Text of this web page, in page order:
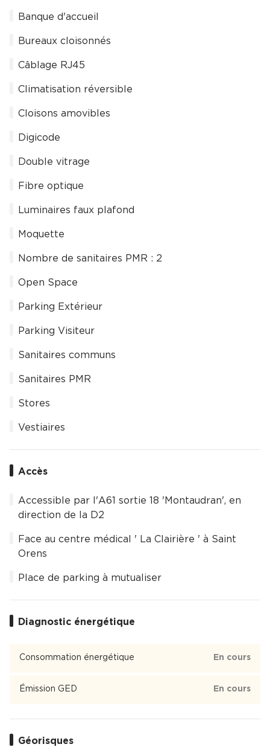
Banque d'accueil
Bureaux cloisonnés
Câblage RJ45
Climatisation réversible
Cloisons amovibles
Digicode
Double vitrage
Fibre optique
Luminaires faux plafond
Moquette
Nombre de sanitaires PMR : 2
Open Space
Parking Extérieur
Parking Visiteur
Sanitaires communs
Sanitaires PMR
Stores
Vestiaires
Accès
Accessible par l'A61 sortie 18 'Montaudran', en
direction de la D2
Face au centre médical ' La Clairière ' à Saint
Orens
Place de parking à mutualiser
Diagnostic énergétique
Consommation énergétique En cours
Émission GED En cours
Géorisques